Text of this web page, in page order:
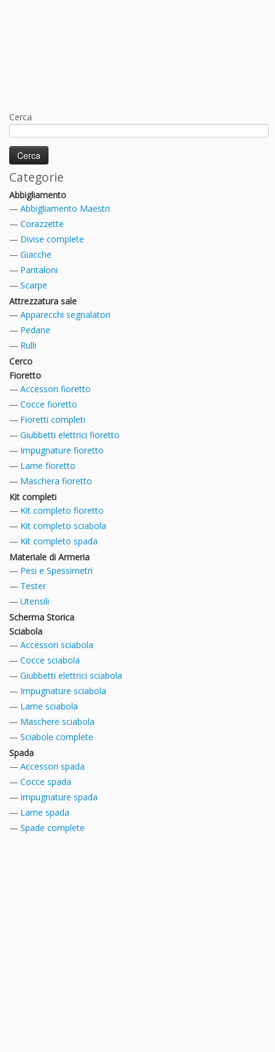
Cerca
Categorie
Abbigliamento
Abbigliamento Maestri
Corazzette
Divise complete
Giacche
Pantaloni
Scarpe
Attrezzatura sale
Apparecchi segnalatori
Pedane
Rulli
Cerco
Fioretto
Accessori fioretto
Cocce fioretto
Fioretti completi
Giubbetti elettrici fioretto
Impugnature fioretto
Lame fioretto
Maschera fioretto
Kit completi
Kit completo fioretto
Kit completo sciabola
Kit completo spada
Materiale di Armeria
Pesi e Spessimetri
Tester
Utensili
Scherma Storica
Sciabola
Accessori sciabola
Cocce sciabola
Giubbetti elettrici sciabola
Impugnature sciabola
Lame sciabola
Maschere sciabola
Sciabole complete
Spada
Accessori spada
Cocce spada
Impugnature spada
Lame spada
Spade complete